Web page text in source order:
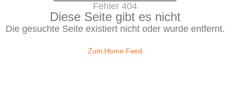
Fehler 404
Diese Seite gibt es nicht
Die gesuchte Seite existiert nicht oder wurde entfernt.
Zum Home Feed